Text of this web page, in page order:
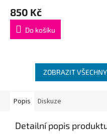
850 Kč
Do košíku
ZOBRAZIT
Popis Diskuze
Detailní popis